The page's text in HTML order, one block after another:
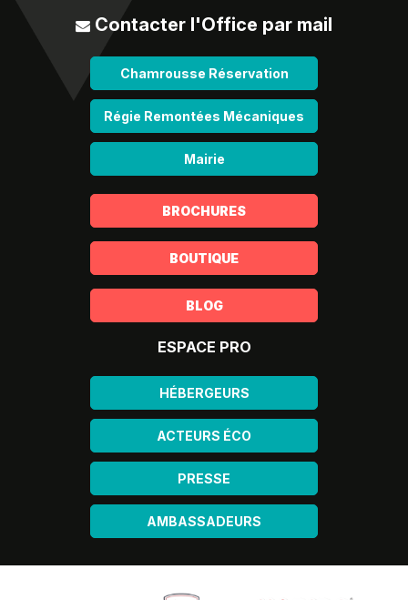
Contacter l'Office par mail
Chamrousse Réservation
Régie Remontées Mécaniques
Mairie
BROCHURES
BOUTIQUE
BLOG
ESPACE PRO
HÉBERGEURS
ACTEURS ÉCO
PRESSE
AMBASSADEURS